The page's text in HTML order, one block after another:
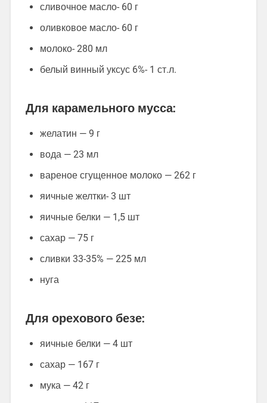
сливочное масло- 60 г
оливковое масло- 60 г
молоко- 280 мл
белый винный уксус 6%- 1 ст.л.
Для карамельного мусса:
желатин — 9 г
вода — 23 мл
вареное сгущенное молоко — 262 г
яичные желтки- 3 шт
яичные белки — 1,5 шт
сахар — 75 г
сливки 33-35% — 225 мл
нуга
Для орехового безе:
яичные белки — 4 шт
сахар — 167 г
мука — 42 г